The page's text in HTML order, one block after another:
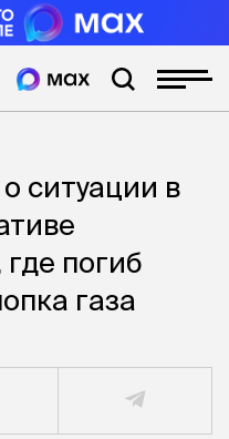
ситуации в
где погиб
газа